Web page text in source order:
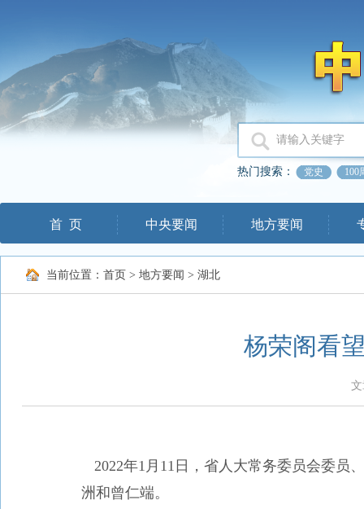
热门搜索： 党史 100
首 页 中央要闻 地方要闻
当前位置： 首页 > 地方要闻 > 湖北
杨荣阁看
2022年1月11日，省人大常务委员会委员
洲和曾仁端。